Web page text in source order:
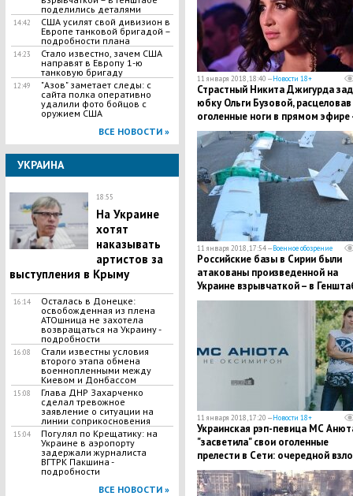
поделились деталями
14:42
США усилят свой дивизион в
Европе танковой бригадой –
подробности плана
14:23
​Стало известно, зачем США
направят в Европу 1-ю
танковую бригаду
12:49
"Азов" заметает следы: с
сайта полка оперативно
удалили фото бойцов с
оружием США
ВСЕ НОВОСТИ »
УКРАИНА
18:55
На Украине
хотят
наказывать
артистов за
выступления в Крыму
16:14
Осталась в Донецке:
освобожденная из плена
АТОшница не захотела
возвращаться на Украину -
подробности
16:08
Стали известны условия
второго этапа обмена
военнопленными между
Киевом и Донбассом
15:08
Глава ДНР Захарченко
сделал тревожное
заявление о ситуации на
линии соприкосновения
15:04
Погулял по Крещатику: на
Украине в аэропорту
задержали журналиста
ВГТРК Пакшина -
подробности
ВСЕ НОВОСТИ »
11 января 2018, 18:40 —Новости 18+
Страстный Никита Джигурда
юбку Ольги Бузовой, расцеловав
оголенные ноги в прямом эфире
сенсационные кадры
11 января 2018, 17:54 —Военное обозрение
Российские базы в Сирии были
атакованы произведенной на
Украине взрывчаткой – в
поделились деталями
11 января 2018, 17:20 —Новости 18+
Украинская рэп-певица МС
"засветила" свои оголенные
прелести в Сети: очередной
кадры